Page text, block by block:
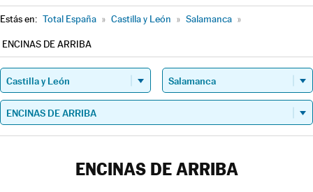
Estás en: Total España » Castilla y León » Salamanca »
ENCINAS DE ARRIBA
ENCINAS DE ARRIBA